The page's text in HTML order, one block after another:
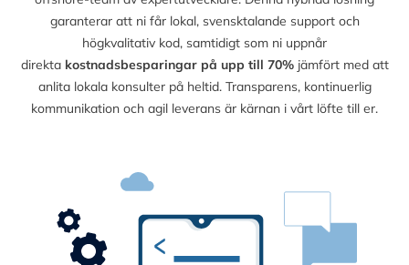
garanterar att ni får lokal, svensktalande support och
högkvalitativ kod, samtidigt som ni uppnår
direkta kostnadsbesparingar på upp till 70%jämfört med att
anlita lokala konsulter på heltid. Transparens, kontinuerlig
kommunikation och agil leverans är kärnan i vårt löfte till er.